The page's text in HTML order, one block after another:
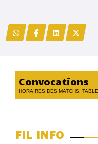
Convocations
HORAIRES DES MATCHS,
FIL INFO